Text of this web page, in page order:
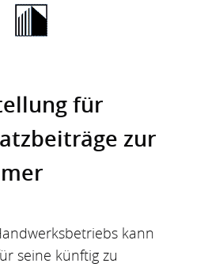
für
zur
kann
seine künftig zu